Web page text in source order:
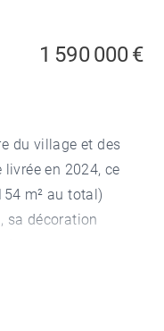
1 590 000 €
du village et des
en 2024, ce
m² au total)
sa décoration
une architecte